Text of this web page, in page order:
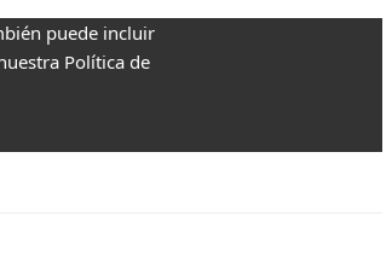
puede incluir
Política de